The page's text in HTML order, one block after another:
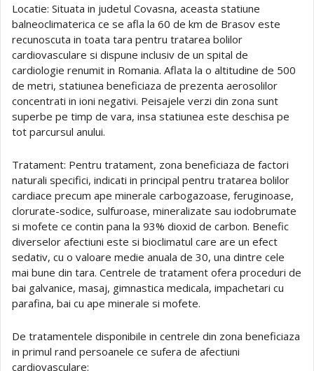
Locatie: Situata in judetul Covasna, aceasta statiune
balneoclimaterica ce se afla la 60 de km de Brasov este
recunoscuta in toata tara pentru tratarea bolilor
cardiovasculare si dispune inclusiv de un spital de
cardiologie renumit in Romania. Aflata la o altitudine de 500
de metri, statiunea beneficiaza de prezenta aerosolilor
concentrati in ioni negativi. Peisajele verzi din zona sunt
superbe pe timp de vara, insa statiunea este deschisa pe
tot parcursul anului.
Tratament: Pentru tratament, zona beneficiaza de factori
naturali specifici, indicati in principal pentru tratarea bolilor
cardiace precum ape minerale carbogazoase, feruginoase,
clorurate-sodice, sulfuroase, mineralizate sau iodobrumate
si mofete ce contin pana la 93% dioxid de carbon. Benefic
diverselor afectiuni este si bioclimatul care are un efect
sedativ, cu o valoare medie anuala de 30, una dintre cele
mai bune din tara. Centrele de tratament ofera proceduri de
bai galvanice, masaj, gimnastica medicala, impachetari cu
parafina, bai cu ape minerale si mofete.
De tratamentele disponibile in centrele din zona beneficiaza
in primul rand persoanele ce sufera de afectiuni
cardiovasculare: